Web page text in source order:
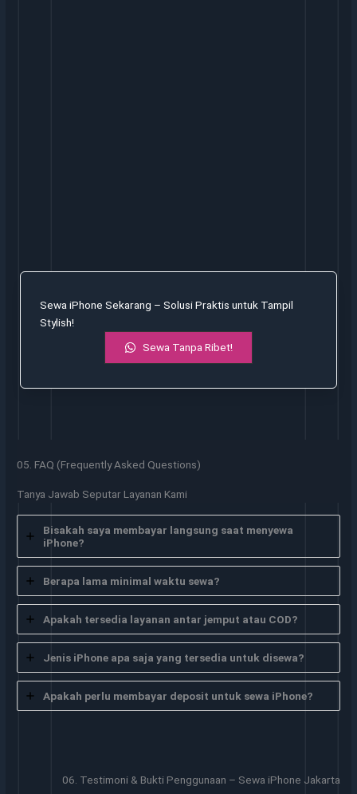
Sewa iPhone Sekarang – Solusi Praktis untuk Tampil
Stylish!
Sewa Tanpa Ribet!
05. FAQ (Frequently Asked Questions)
Tanya Jawab Seputar Layanan Kami
Bisakah saya membayar langsung saat menyewa
iPhone?
Berapa lama minimal waktu sewa?
Apakah tersedia layanan antar jemput atau COD?
Jenis iPhone apa saja yang tersedia untuk disewa?
Apakah perlu membayar deposit untuk sewa iPhone?
06. Testimoni & Bukti Penggunaan – Sewa iPhone Jakarta